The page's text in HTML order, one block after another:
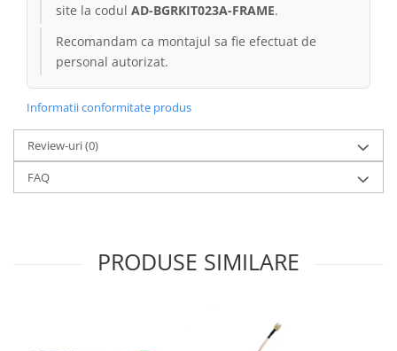
site la codul AD-BGRKIT023A-FRAME.
Recomandam ca montajul sa fie efectuat de
personal autorizat.
Informatii conformitate produs
Review-uri(0)
FAQ
PRODUSE SIMILARE